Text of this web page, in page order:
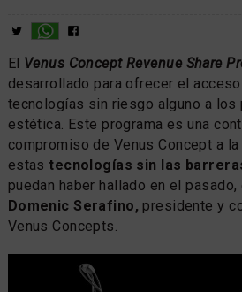
El Venus Concept Revenue Share
desarrollado para ofrecer el
tecnologías sin riesgo alguno a
estética. Este programa es una
compromiso de Venus Concept a
estas tecnologías sin las
puedan haber hallado en el
Domenic Serafino, presidente y
Venus Concepts.